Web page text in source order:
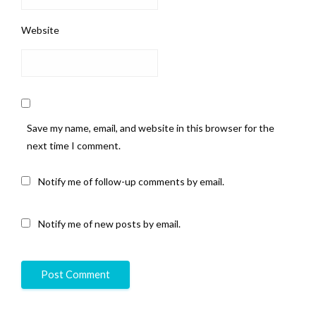
Website
Save my name, email, and website in this browser for the
next time I comment.
Notify me of follow-up comments by email.
Notify me of new posts by email.